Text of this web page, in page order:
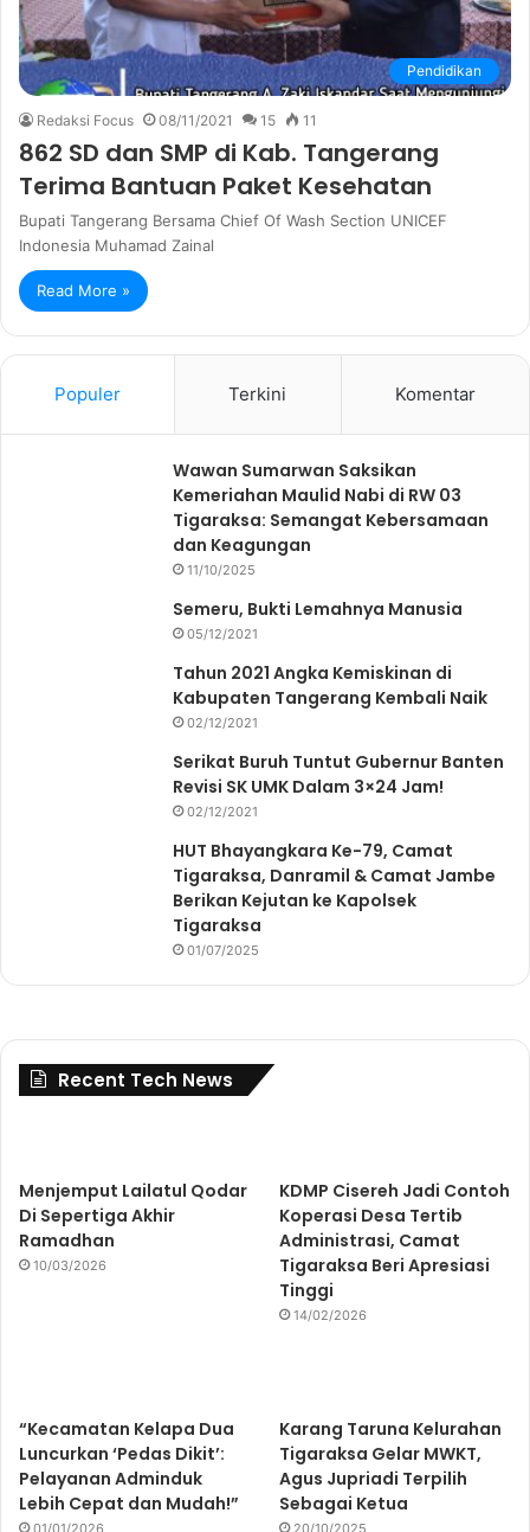
Pendidikan
Redaksi Focus 08/11/2021 15 11
862 SD dan SMP di Kab. Tangerang
Terima Bantuan Paket Kesehatan
Bupati Tangerang Bersama Chief Of Wash Section UNICEF
Indonesia Muhamad Zainal
Read More »
Populer Terkini Komentar
Wawan Sumarwan Saksikan
Kemeriahan Maulid Nabi di RW 03
Tigaraksa: Semangat Kebersamaan
dan Keagungan
11/10/2025
Semeru, Bukti Lemahnya Manusia
05/12/2021
Tahun 2021 Angka Kemiskinan di
Kabupaten Tangerang Kembali Naik
02/12/2021
Serikat Buruh Tuntut Gubernur Banten
Revisi SK UMK Dalam 3×24 Jam!
02/12/2021
HUT Bhayangkara Ke-79, Camat
Tigaraksa, Danramil & Camat Jambe
Berikan Kejutan ke Kapolsek
Tigaraksa
01/07/2025
Recent Tech News
Menjemput Lailatul Qodar
Di Sepertiga Akhir
Ramadhan
10/03/2026
KDMP Cisereh Jadi Contoh
Koperasi Desa Tertib
Administrasi, Camat
Tigaraksa Beri Apresiasi
Tinggi
14/02/2026
“Kecamatan Kelapa Dua
Luncurkan ‘Pedas Dikit’:
Pelayanan Adminduk
Lebih Cepat dan Mudah!”
01/01/2026
Karang Taruna Kelurahan
Tigaraksa Gelar MWKT,
Agus Jupriadi Terpilih
Sebagai Ketua
20/10/2025